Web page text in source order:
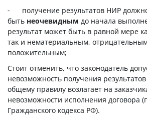
- получение результатов НИР
быть неочевидным до начала
результат может быть в равной мере
так и нематериальным,
положительным;
Стоит отменить, что законодатель
невозможность получения
общему правилу возлагает на
невозможности исполнения договора
Гражданского кодекса РФ).